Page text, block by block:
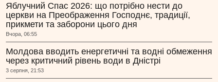
Яблучний Спас 2026: що потрібно нести до
церкви на Преображення Господнє, традиції,
прикмети та заборони цього дня
Вчора, 06:55
Молдова вводить енергетичні та водні обмеження
через критичний рівень води в Дністрі
3 серпня, 21:53